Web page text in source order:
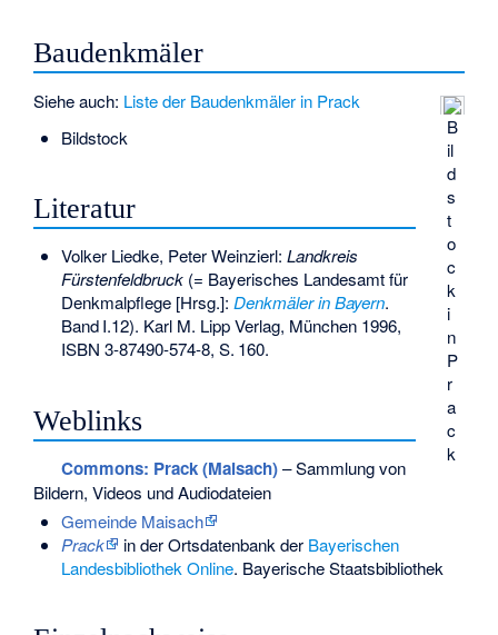
Baudenkmäler
B
il
d
s
t
o
c
k
i
n
P
r
a
c
k
Siehe auch: Liste der Baudenkmäler in Prack
Bildstock
Literatur
Volker Liedke, Peter Weinzierl: Landkreis
Fürstenfeldbruck(= Bayerisches Landesamt für
Denkmalpflege [Hrsg.]: Denkmäler in Bayern.
Band I.12). Karl M. Lipp Verlag, München 1996,
ISBN 3-87490-574-8, S. 160.
Weblinks
Commons: Prack (Maisach)– Sammlung von
Bildern, Videos und Audiodateien
Gemeinde Maisach
Prack
in der Ortsdatenbank der Bayerischen
Landesbibliothek Online. Bayerische Staatsbibliothek